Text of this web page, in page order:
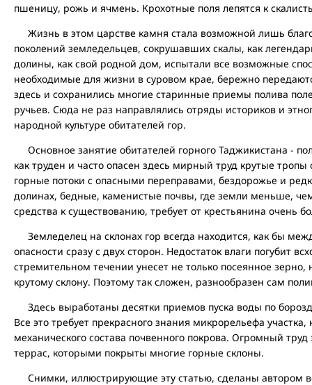
пшеницу, рожь и ячмень. Крохотные поля лепятся к
Жизнь в этом царстве камня стала возможной лишь
поколений земледельцев, сокрушавших скалы, как
долины, как свой родной дом, испытали все возможные
необходимые для жизни в суровом крае, бережно
здесь и сохранились многие старинные приемы полива
ручьев. Сюда не раз направлялись отряды историков и
народной культуре обитателей гор.
Основное занятие обитателей горного Таджикистана -
как труден и часто опасен здесь мирный труд крутые
горные потоки с опасными переправами, бездорожье и
долинах, бедные, каменистые почвы, где земли меньше,
средства к существованию, требует от крестьянина очень
Земледелец на склонах гор всегда находится, как бы
опасности сразу с двух сторон. Недостаток влаги погубит
стремительном течении унесет не только посеянное зерно,
крутому склону. Поэтому так сложен, разнообразен сам
Здесь выработаны десятки приемов пуска воды по
Все это требует прекрасного знания микрорельефа
механического состава почвенного покрова. Огромный труд
террас, которыми покрыты многие горные склоны.
Снимки, иллюстрирующие эту статью, сделаны автором